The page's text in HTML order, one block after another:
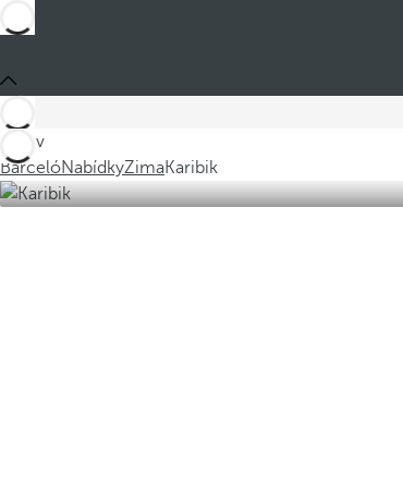
Jste v
BarcelóNabídkyZimaKaribik